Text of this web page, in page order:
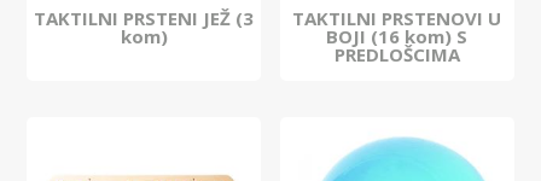
TAKTILNI PRSTENI JEŽ (3
kom)
TAKTILNI PRSTENOVI U
BOJI (16 kom) S
PREDLOŠCIMA